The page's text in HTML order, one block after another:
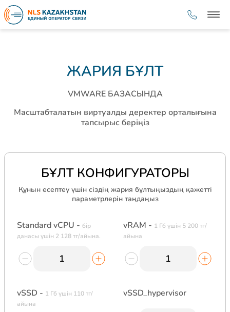
ЖАРИЯ БҰЛТ
VMWARE БАЗАСЫНДА
Масштабталатын виртуалды деректер орталығына
тапсырыс беріңіз
БҰЛТ КОНФИГУРАТОРЫ
Құнын есептеу үшін сіздің жария бұлтыңыздың қажетті
параметрлерін таңдаңыз
Standard vCPU - бір
данасы үшін 2 128 тг/айына.
vRAM - 1 Гб үшін 5 200 тг/
айына
vSSD - 1 Гб үшін 110 тг/
айына
vSSD_hypervisor